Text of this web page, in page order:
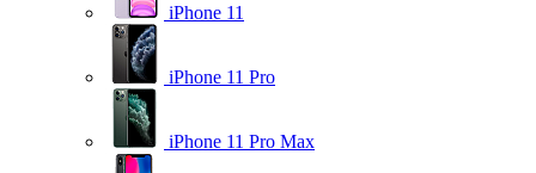
iPhone 11
iPhone 11 Pro
iPhone 11 Pro Max